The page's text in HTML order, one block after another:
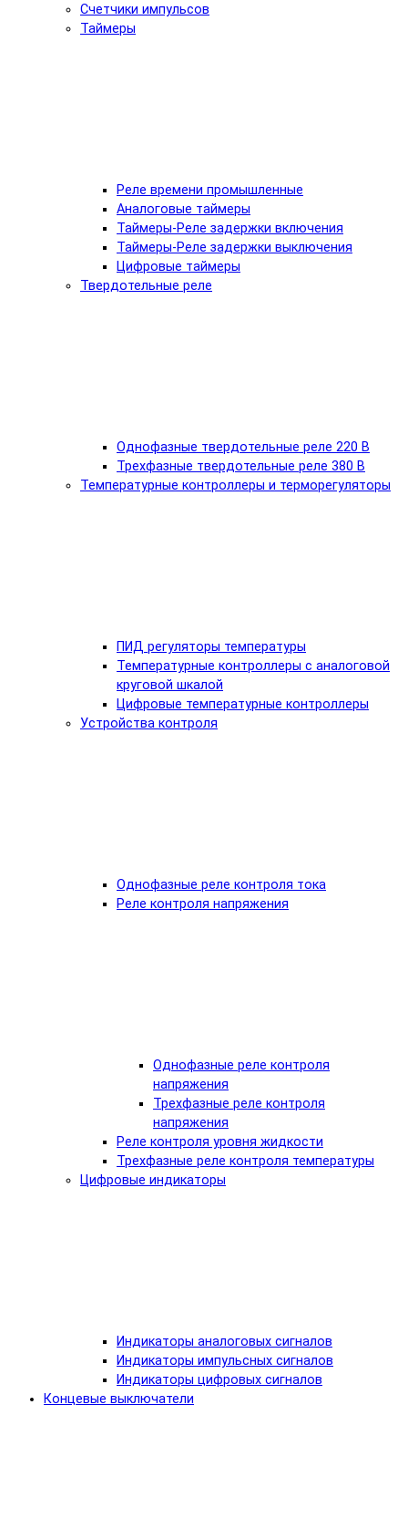
Счетчики импульсов
Таймеры
Реле времени промышленные
Аналоговые таймеры
Таймеры-Реле задержки включения
Таймеры-Реле задержки выключения
Цифровые таймеры
Твердотельные реле
Однофазные твердотельные реле 220 В
Трехфазные твердотельные реле 380 В
Температурные контроллеры и терморегуляторы
ПИД регуляторы температуры
Температурные контроллеры с аналоговой
круговой шкалой
Цифровые температурные контроллеры
Устройства контроля
Однофазные реле контроля тока
Реле контроля напряжения
Однофазные реле контроля
напряжения
Трехфазные реле контроля
напряжения
Реле контроля уровня жидкости
Трехфазные реле контроля температуры
Цифровые индикаторы
Индикаторы аналоговых сигналов
Индикаторы импульсных сигналов
Индикаторы цифровых сигналов
Концевые выключатели